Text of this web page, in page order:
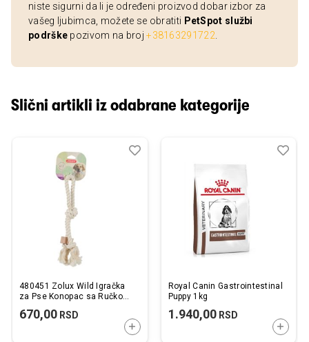
niste sigurni da li je određeni proizvod dobar izbor za
vašeg ljubimca, možete se obratiti PetSpot službi
podrške pozivom na broj+38163291722
Slični artikli iz odabrane kategorije
480451 Zolux Wild Igračka
za Pse Konopac sa Ručkom
670,00 RSD
DODAJTE U KORPU
Dodaj
Uporedi
Royal Canin Gastrointestinal
Puppy 1kg
1.940,00RSD